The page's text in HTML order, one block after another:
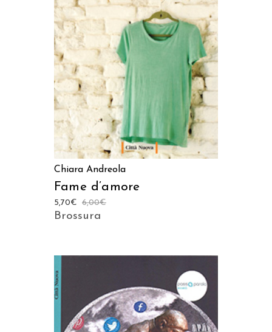
AGGIUNGI AL CARRELLO
Chiara Andreola
Fame d’amore
6,00€
5,70€
Brossura